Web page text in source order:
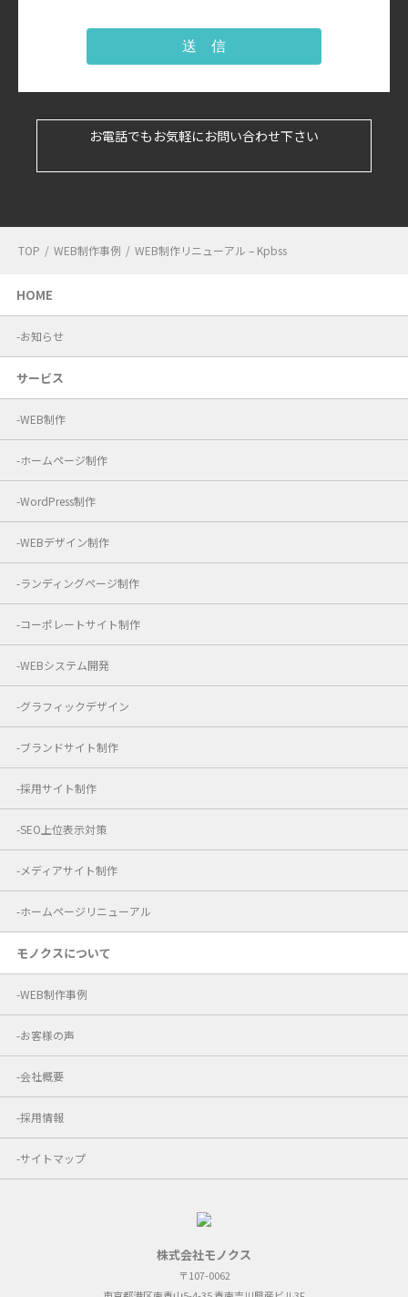
送 信
お電話でもお気軽にお問い合わせ下さい
TOP / WEB制作事例 / WEB制作リニューアル – Kpbss
株式会社モノクス
〒107-0062
HOME
お知らせ
サービス
WEB制作
ホームページ制作
WordPress制作
WEBデザイン制作
ランディングページ制作
コーポレートサイト制作
WEBシステム開発
グラフィックデザイン
ブランドサイト制作
採用サイト制作
SEO上位表示対策
メディアサイト制作
ホームページリニューアル
モノクスについて
WEB制作事例
お客様の声
会社概要
採用情報
サイトマップ